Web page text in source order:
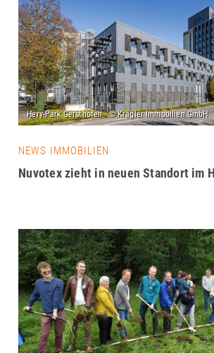
NEWS IMMOBILIEN
Nuvotex zieht in neuen Standort im